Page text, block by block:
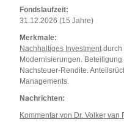
Fondslaufzeit:
31.12.2026 (15 Jahre)
Merkmale:
Nachhaltiges Investmentdurch
Modernisierungen.
Nachsteuer-Rendite.
Managements.
Nachrichten:
Kommentar von Dr. Volker